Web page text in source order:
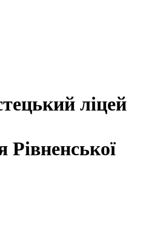
ліцей
Рівненської